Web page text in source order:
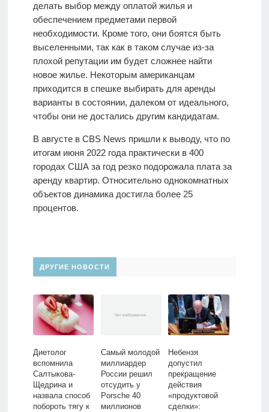
делать выбор между оплатой жилья и
обеспечением предметами первой
необходимости. Кроме того, они боятся быть
выселенными, так как в таком случае из-за
плохой репутации им будет сложнее найти
новое жилье. Некоторым американцам
приходится в спешке выбирать для аренды
варианты в состоянии, далеком от идеального,
чтобы они не достались другим кандидатам.
В августе в CBS News пришли к выводу, что по
итогам июня 2022 года практически в 400
городах США за год резко подорожала плата за
аренду квартир. Относительно однокомнатных
объектов динамика достигла более 25
процентов.
ДРУГИЕ НОВОСТИ
Диетолог
вспомнила
Салтыкова-
Щедрина и
назвала способ
побороть тягу к
Самый молодой
миллиардер
России решил
отсудить у
Porsche 40
миллионов
Небензя
допустил
прекращение
действия
«продуктовой
сделки»: